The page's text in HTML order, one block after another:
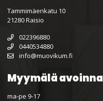
Tammimäenkatu 10
21280 Raisio
022396880
0440534880
info@muovikum.fi
Myymälä avoinna
ma-pe 9-17